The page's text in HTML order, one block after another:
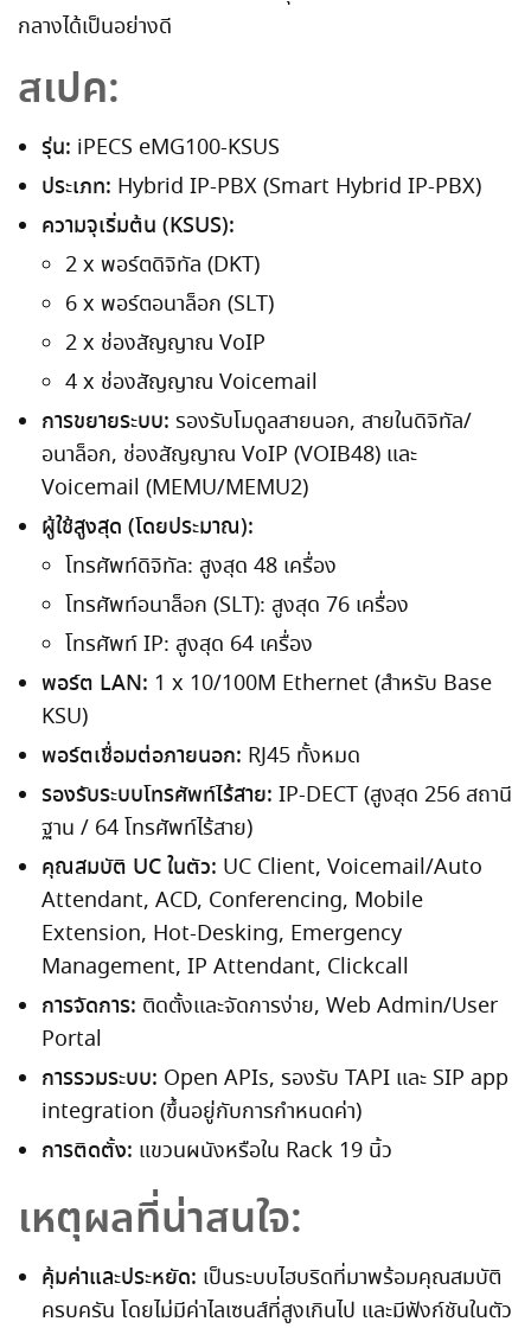
กลางได้เป็นอย่างดี
สเปค:
รุ่น: iPECS eMG100-KSUS
ประเภท: Hybrid IP-PBX (Smart Hybrid IP-PBX)
ความจุเริ่มต้น (KSUS):
2 x พอร์ตดิจิทัล (DKT)
6 x พอร์ตอนาล็อก (SLT)
2 x ช่องสัญญาณ VoIP
4 x ช่องสัญญาณ Voicemail
การขยายระบบ: รองรับโมดูลสายนอก, สายในดิจิทัล/
อนาล็อก, ช่องสัญญาณ VoIP (VOIB48) และ
Voicemail (MEMU/MEMU2)
ผู้ใช้สูงสุด (โดยประมาณ):
โทรศัพท์ดิจิทัล: สูงสุด 48 เครื่อง
โทรศัพท์อนาล็อก (SLT): สูงสุด 76 เครื่อง
โทรศัพท์ IP: สูงสุด 64 เครื่อง
พอร์ต LAN: 1 x 10/100M Ethernet (สำหรับ Base
KSU)
พอร์ตเชื่อมต่อภายนอก: RJ45 ทั้งหมด
รองรับระบบโทรศัพท์ไร้สาย: IP-DECT (สูงสุด 256 สถานี
ฐาน / 64 โทรศัพท์ไร้สาย)
คุณสมบัติ UC ในตัว: UC Client, Voicemail/Auto
Attendant, ACD, Conferencing, Mobile
Extension, Hot-Desking, Emergency
Management, IP Attendant, Clickcall
การจัดการ: ติดตั้งและจัดการง่าย, Web Admin/User
Portal
การรวมระบบ: Open APIs, รองรับ TAPI และ SIP app
integration (ขึ้นอยู่กับการกำหนดค่า)
การติดตั้ง: แขวนผนังหรือใน Rack 19 นิ้ว
เหตุผลที่น่าสนใจ:
คุ้มค่าและประหยัด: เป็นระบบไฮบริดที่มาพร้อมคุณสมบัติ
ครบครัน โดยไม่มีค่าไลเซนส์ที่สูงเกินไป และมีฟังก์ชันในตัว